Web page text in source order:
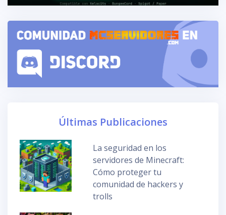
Últimas Publicaciones
La seguridad en los
servidores de Minecraft:
Cómo proteger tu
comunidad de hackers y
trolls